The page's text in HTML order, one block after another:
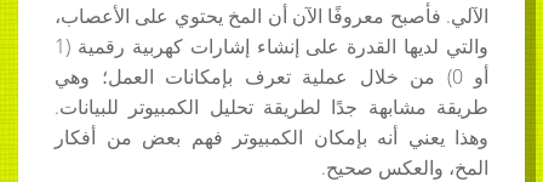
الآلي. فأصبح معروفًا الآن أن المخ يحتوي على الأعصاب،
والتي لديها القدرة على إنشاء إشارات كهربية رقمية (1
أو 0) من خلال عملية تعرف بإمكانات العمل؛ وهي
طريقة مشابهة جدًا لطريقة تحليل الكمبيوتر للبيانات.
وهذا يعني أنه بإمكان الكمبيوتر فهم بعض من أفكار
المخ، والعكس صحيح.